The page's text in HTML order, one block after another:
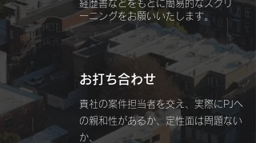
​経歴書などをもとに簡易的なスクリ
ーニングをお願いいたします。
お打ち合わせ
貴社の案件担当者を交え、実際にPJへ
の親和性があるか、定性面は問題ない
か、